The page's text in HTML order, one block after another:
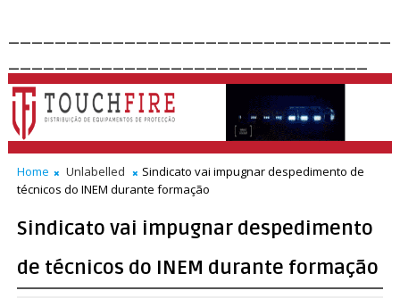
Home Unlabelled
Sindicato vai impugnar despedimento de
técnicos do INEM durante formação
Sindicato vai impugnar despedimento
de técnicos do INEM durante formação